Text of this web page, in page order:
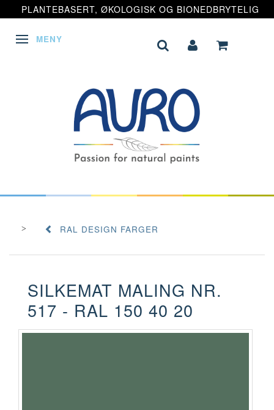
PLANTEBASERT, ØKOLOGISK OG BIONEDBRYTELIG
VEKSLE NAVIGASJON
MENY
RAL DESIGN FARGER
SILKEMAT MALING NR.
517 - RAL 150 40 20